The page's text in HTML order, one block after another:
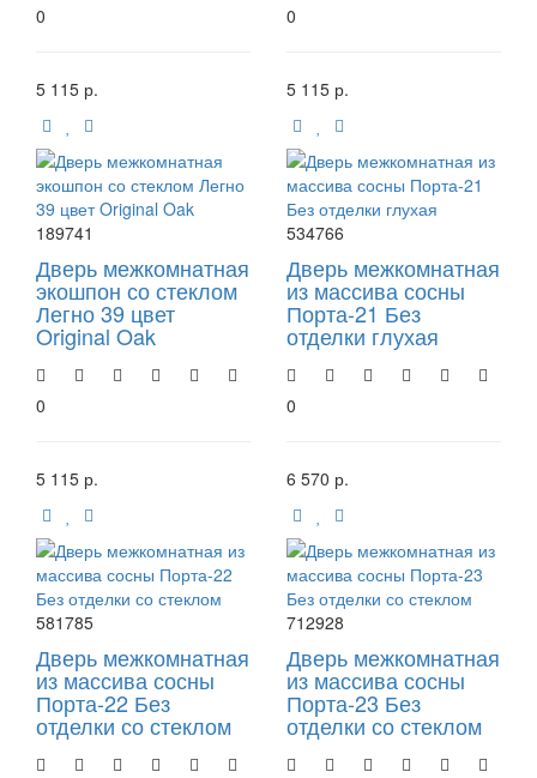
0
5 115 р.
0
5 115 р.
189741
Дверь межкомнатная
экошпон со стеклом
Легно 39 цвет
Original Oak
0
5 115 р.
534766
Дверь межкомнатная
из массива сосны
Порта-21 Без
отделки глухая
0
6 570 р.
581785
Дверь межкомнатная
из массива сосны
Порта-22 Без
отделки со стеклом
712928
Дверь межкомнатная
из массива сосны
Порта-23 Без
отделки со стеклом